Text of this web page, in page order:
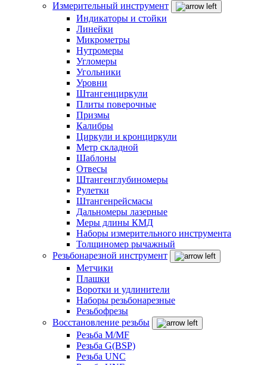
Измерительный инструмент
Индикаторы и стойки
Линейки
Микрометры
Нутромеры
Угломеры
Угольники
Уровни
Штангенциркули
Плиты поверочные
Призмы
Калибры
Циркули и кронциркули
Метр складной
Шаблоны
Отвесы
Штангенглубиномеры
Рулетки
Штангенрейсмасы
Дальномеры лазерные
Меры длины КМД
Наборы измерительного инструмента
Толщиномер рычажный
Резьбонарезной инструмент
Метчики
Плашки
Воротки и удлинители
Наборы резьбонарезные
Резьбофрезы
Восстановление резьбы
Резьба M/MF
Резьба G(BSP)
Резьба UNC